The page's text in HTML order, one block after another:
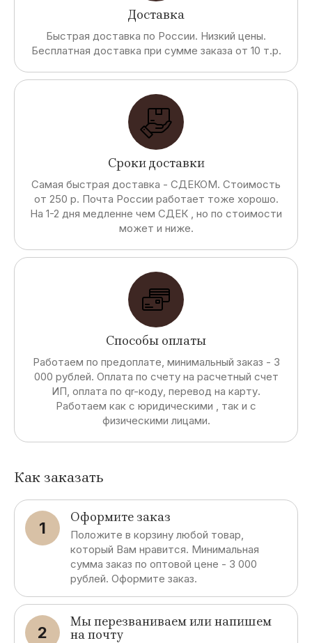
Доставка
Быстрая доставка по России. Низкий цены.
Бесплатная доставка при сумме заказа от 10 т.р.
Сроки доставки
Самая быстрая доставка - СДЕКОМ. Стоимость
от 250 р. Почта России работает тоже хорошо.
На 1-2 дня медленне чем СДЕК , но по стоимости
может и ниже.
Способы оплаты
Работаем по предоплате, минимальный заказ - 3
000 рублей. Оплата по счету на расчетный счет
ИП, оплата по qr-коду, перевод на карту.
Работаем как с юридическими , так и с
физическими лицами.
Как заказать
1
Оформите заказ
Положите в корзину любой товар,
который Вам нравится. Минимальная
сумма заказ по оптовой цене - 3 000
рублей. Оформите заказ.
2
Мы перезваниваем или напишем
на почту